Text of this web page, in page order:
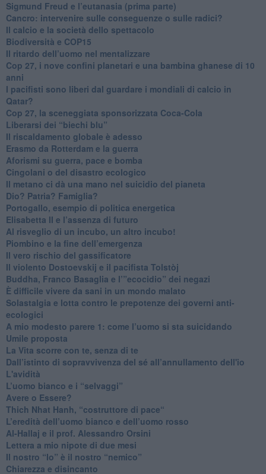
Sigmund Freud e l’eutanasia (prima parte)
Cancro: intervenire sulle conseguenze o sulle radici?
​Il calcio e la società dello spettacolo
Biodiversità e COP15
​Il ritardo dell’uomo nel mentalizzare
​Cop 27, i nove confini planetari e una bambina ghanese di 10
anni
​I pacifisti sono liberi dal guardare i mondiali di calcio in
Qatar?
​Cop 27, la sceneggiata sponsorizzata Coca-Cola
​Liberarsi dei “biechi blu”
Il riscaldamento globale è adesso
​Erasmo da Rotterdam e la guerra
​Aforismi su guerra, pace e bomba
Cingolani o del disastro ecologico
​Il metano ci dà una mano nel suicidio del pianeta
​Dio? Patria? Famiglia?
Portogallo, esempio di politica energetica
​Elisabetta II e l’assenza di futuro
Al risveglio di un incubo, un altro incubo!
​Piombino e la fine dell’emergenza
​Il vero rischio del gassificatore
​Il violento Dostoevskij e il pacifista Tolstòj
​Buddha, Franco Basaglia e l’”ecocidio” dei negazi
​È difficile vivere da sani in un mondo malato
Solastalgia e lotta contro le prepotenze dei governi anti-
ecologici
​A mio modesto parere 1: come l’uomo si sta suicidando
​Umile proposta
​La Vita scorre con te, senza di te
​Dall’istinto di sopravvivenza del sé all’annullamento dell'io
L'avidità
​L’uomo bianco e i “selvaggi”
​Avere o Essere?
​Thich Nhat Hanh, “costruttore di pace“
​L’eredità dell’uomo bianco e dell’uomo rosso
Al-Hallaj e il prof. Alessandro Orsini
​Lettera a mio nipote di due mesi
​Il nostro “Io” è il nostro “nemico”
​Chiarezza e disincanto